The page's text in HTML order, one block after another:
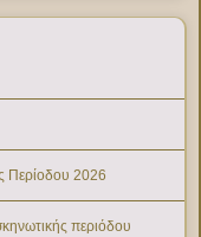
Περίοδου 2026
περιόδου